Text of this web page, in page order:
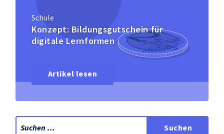
Schule
Konzept: Bildungsgutschein für
digitale Lernformen
Artikel lesen